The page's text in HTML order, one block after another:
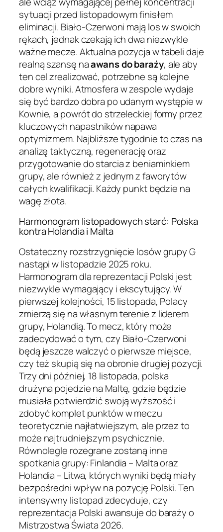
sytuacji przed listopadowym finisłem
eliminacji. Biało-Czerwoni mają los w swoich
rękach, jednak czekają ich dwa niezwykle
ważne mecze. Aktualna pozycja w tabeli daje
realną szansę naawans do baraży, ale aby
ten cel zrealizować, potrzebne są kolejne
dobre wyniki. Atmosfera w zespole wydaje
się być bardzo dobra po udanym występie w
Kownie, a powrót do strzeleckiej formy przez
kluczowych napastników napawa
optymizmem. Najbliższe tygodnie to czas na
analizę taktyczną, regenerację oraz
przygotowanie do starcia z beniaminkiem
grupy, ale również z jednym z faworytów
całych kwalifikacji. Każdy punkt będzie na
wagę złota.
Harmonogram listopadowych starć: Polska
kontra Holandia i Malta
Ostateczny rozstrzygnięcie losów grupy G
nastąpi w listopadzie 2025 roku.
Harmonogram dla reprezentacji Polski jest
niezwykle wymagający i ekscytujący. W
pierwszej kolejności, 15 listopada, Polacy
zmierzą się na własnym terenie z liderem
grupy, Holandią. To mecz, który może
zadecydować o tym, czy Biało-Czerwoni
będą jeszcze walczyć o pierwsze miejsce,
czy też skupią się na obronie drugiej pozycji.
Trzy dni później, 18 listopada, polska
drużyna pojedzie na Maltę, gdzie będzie
musiała potwierdzić swoją wyższość i
zdobyć komplet punktów w meczu
teoretycznie najłatwiejszym, ale przez to
może najtrudniejszym psychicznie.
Równolegle rozegrane zostaną inne
spotkania grupy: Finlandia – Malta oraz
Holandia – Litwa, których wyniki będą miały
bezpośredni wpływ na pozycję Polski. Ten
intensywny listopad zdecyduje, czy
reprezentacja Polski awansuje do baraży o
Mistrzostwa Świata 2026.